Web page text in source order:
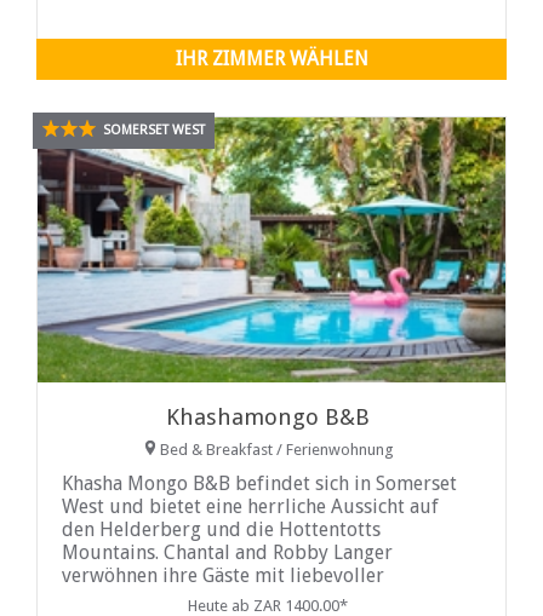
IHR ZIMMER WÄHLEN
SOMERSET WEST
Khashamongo B&B
Bed & Breakfast / Ferienwohnung
Khasha Mongo B&B befindet sich in Somerset
West und bietet eine herrliche Aussicht auf
den Helderberg und die Hottentotts
Mountains. Chantal and Robby Langer
verwöhnen ihre Gäste mit liebevoller
Gastlichkeit in afrikanischer Atmosphäre ...
Heute ab ZAR 1400.00*